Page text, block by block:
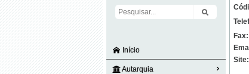
Início
Autarquia
Fax:
Site: